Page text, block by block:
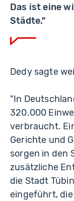
Das ist eine
Städte."
Dedy sagte
"In
320.000
verbraucht.
Gerichte und
sorgen in den
zusätzliche
die Stadt
eingeführt,